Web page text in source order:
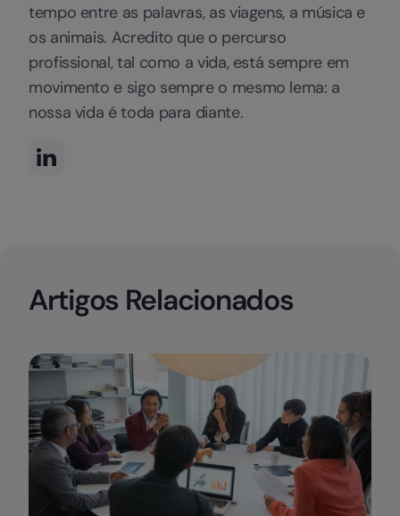
tempo entre as palavras, as viagens, a música e
os animais. Acredito que o percurso
profissional, tal como a vida, está sempre em
movimento e sigo sempre o mesmo lema: a
nossa vida é toda para diante.
Artigos Relacionados